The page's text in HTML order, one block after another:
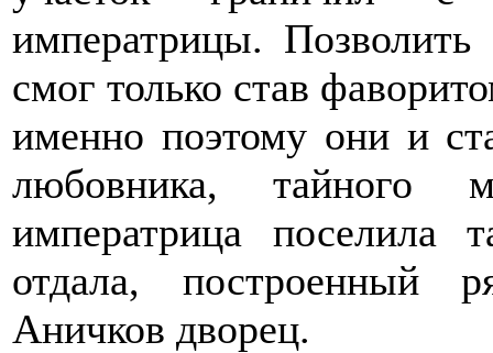
императрицы.
смог только став
именно поэтому они и
любовника, тайного
императрица
отдала, построенный
Аничков дворец.